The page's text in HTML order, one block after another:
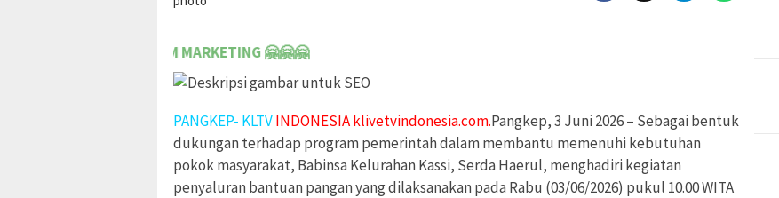
TEAM MARKETING 🤗🤗🤗
PANGKEP- KLTVINDONESIA klivetvindonesia.com.Pangkep, 3 Juni 2026 – Sebagai bentuk
dukungan terhadap program pemerintah dalam membantu memenuhi kebutuhan
pokok masyarakat, Babinsa Kelurahan Kassi, Serda Haerul, menghadiri kegiatan
penyaluran bantuan pangan yang dilaksanakan pada Rabu (03/06/2026) pukul 10.00 WITA